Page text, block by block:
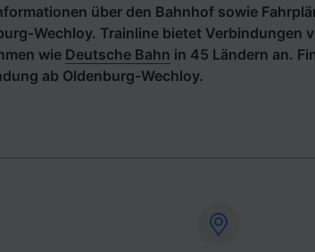
über den Bahnhof sowie
Wechloy. Trainline bietet Verbindungen
wie Deutsche Bahn in 45 Ländern an.
ab Oldenburg-Wechloy.